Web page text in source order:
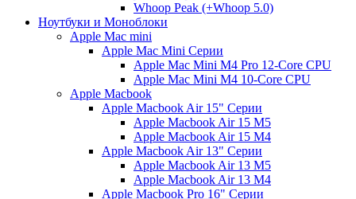
Whoop Peak (+Whoop 5.0)
Ноутбуки и Моноблоки
Apple Mac mini
Apple Mac Mini Серии
Apple Mac Mini M4 Pro 12-Core CPU
Apple Mac Mini M4 10-Core CPU
Apple Macbook
Apple Macbook Air 15" Серии
Apple Macbook Air 15 M5
Apple Macbook Air 15 M4
Apple Macbook Air 13" Серии
Apple Macbook Air 13 M5
Apple Macbook Air 13 M4
Apple Macbook Pro 16" Серии